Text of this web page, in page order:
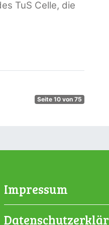
TuS Celle, die
Seite 10 von 75
Impressum